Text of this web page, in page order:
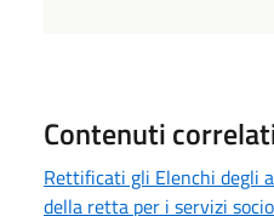
Contenuti
Rettificati gli Elenchi degli
della retta per i servizi